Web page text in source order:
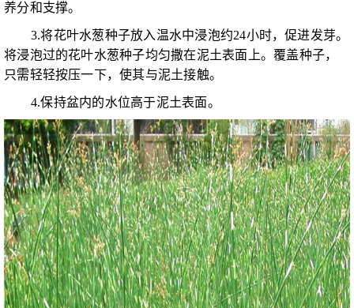
养分和支撑。
3.将花叶水葱种子放入温水中浸泡约24小时，促进发芽。
将浸泡过的花叶水葱种子均匀撒在泥土表面上。覆盖种子，
只需轻轻按压一下，使其与泥土接触。
4.保持盆内的水位高于泥土表面。